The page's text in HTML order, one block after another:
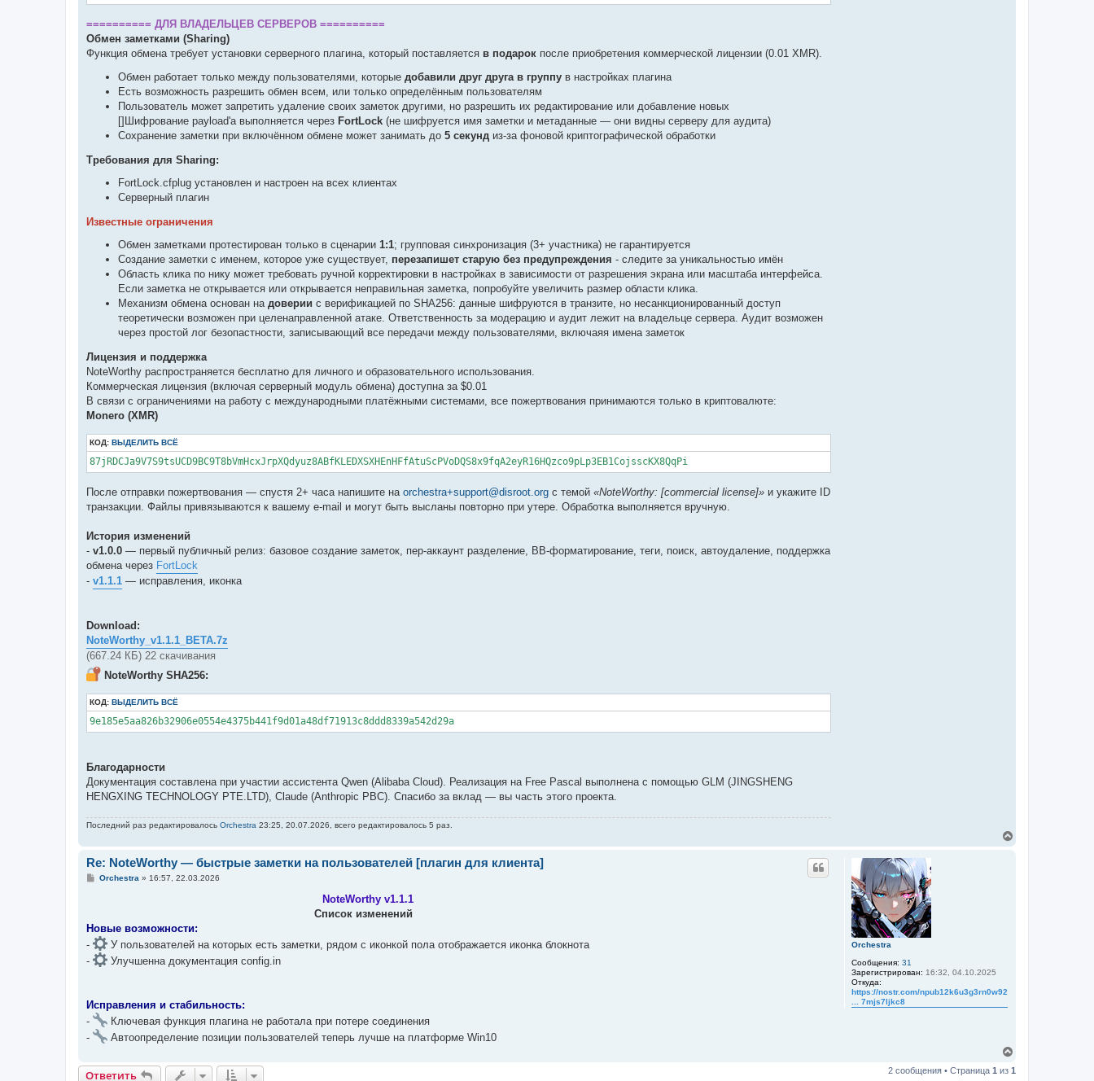
========== ДЛЯ ВЛАДЕЛЬЦЕВ СЕРВЕРОВ ==========
Обмен заметками (Sharing)
Функция обмена требует установки серверного плагина, который поставляется в подарок после приобретения коммерческой лицензии (0.01 XMR).
Обмен работает только между пользователями, которые добавили друг друга в группу в настройках плагина
Есть возможность разрешить обмен всем, или только определённым пользователям
Пользователь может запретить удаление своих заметок другими, но разрешить их редактирование или добавление новых
[]Шифрование payload'а выполняется через FortLock (не шифруется имя заметки и метаданные — они видны серверу для аудита)
Сохранение заметки при включённом обмене может занимать до 5 секунд из-за фоновой криптографической обработки
Требования для Sharing:
FortLock.cfplug установлен и настроен на всех клиентах
Серверный плагин
Известные ограничения
Обмен заметками протестирован только в сценарии 1:1; групповая синхронизация (3+ участника) не гарантируется
Создание заметки с именем, которое уже существует, перезапишет старую без предупреждения - следите за уникальностью имён
Область клика по нику может требовать ручной корректировки в настройках в зависимости от разрешения экрана или масштаба интерфейса.
Если заметка не открывается или открывается неправильная заметка, попробуйте увеличить размер области клика.
Механизм обмена основан на доверии с верификацией по SHA256: данные шифруются в транзите, но несанкционированный доступ
теоретически возможен при целенаправленной атаке. Ответственность за модерацию и аудит лежит на владельце сервера. Аудит возможен
через простой лог безопастности, записывающий все передачи между пользователями, включаяя имена заметок
Лицензия и поддержка
NoteWorthy распространяется бесплатно для личного и образовательного использования.
Коммерческая лицензия (включая серверный модуль обмена) доступна за $0.01
В связи с ограничениями на работу с международными платёжными системами, все пожертвования принимаются только в криптовалюте:
Monero (XMR)
КОД: ВЫДЕЛИТЬ ВСЁ
87jRDCJa9V7S9tsUCD9BC9T8bVmHcxJrpXQdyuz8ABfKLEDXSXHEnHFfAtuScPVoDQS8x9fqA2eyR16HQzco9pLp3EB1CojsscKX8QqPi
После отправки пожертвования — спустя 2+ часа напишите на orchestra+support@disroot.org с темой «NoteWorthy: [commercial license]» и укажите ID
транзакции. Файлы привязываются к вашему e-mail и могут быть высланы повторно при утере. Обработка выполняется вручную.
История изменений
- v1.0.0 — первый публичный релиз: базовое создание заметок, пер-аккаунт разделение, BB-форматирование, теги, поиск, автоудаление, поддержка
обмена через FortLock
- v1.1.1 — исправления, иконка
Download:
NoteWorthy_v1.1.1_BETA.7z
(667.24 КБ) 22 скачивания
NoteWorthy SHA256:
КОД: ВЫДЕЛИТЬ ВСЁ
9e185e5aa826b32906e0554e4375b441f9d01a48df71913c8ddd8339a542d29a
Благодарности
Документация составлена при участии ассистента Qwen (Alibaba Cloud). Реализация на Free Pascal выполнена с помощью GLM (JINGSHENG
HENGXING TECHNOLOGY PTE.LTD), Claude (Anthropic PBC). Спасибо за вклад — вы часть этого проекта.
Последний раз редактировалось Orchestra 23:25, 20.07.2026, всего редактировалось 5 раз.
Orchestra
Сообщения: 31
Зарегистрирован: 16:32, 04.10.2025
Откуда:
https://nostr.com/npub12k6u3g3rn0w92wx4
... 7mjs7ljkc8
Re: NoteWorthy — быстрые заметки на пользователей [плагин для клиента]
С
е
н
и
е
Orchestra» 16:57, 22.03.2026
NoteWorthy v1.1.1
Список изменений
Новые возможности:
-
У пользователей на которых есть заметки, рядом с иконкой пола отображается иконка блокнота
-
Улучшенна документация config.in
Исправления и стабильность:
-
Ключевая функция плагина не работала при потере соединения
-
Автоопределение позиции пользователей теперь лучше на платформе Win10
р
Ответить 2 сообщения • Страница 1 из 1